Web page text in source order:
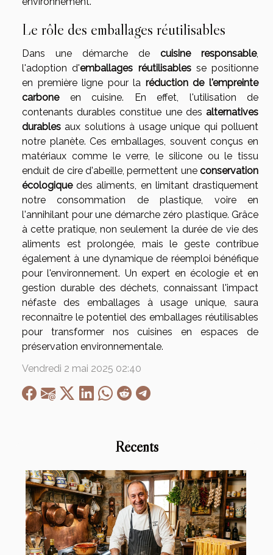
Récents
Le rôle des emballages réutilisables
Dans une démarche de cuisine responsable,
l'adoption d'emballages réutilisablesse positionne
en première ligne pour la réduction de l'empreinte
carboneen cuisine. En effet, l'utilisation de
contenants durables constitue une des alternatives
durables aux solutions à usage unique qui polluent
notre planète. Ces emballages, souvent conçus en
matériaux comme le verre, le silicone ou le tissu
enduit de cire d'abeille, permettent une conservation
écologiquedes aliments, en limitant drastiquement
notre consommation de plastique, voire en
l'annihilant pour une démarche zéro plastique. Grâce
à cette pratique, non seulement la durée de vie des
aliments est prolongée, mais le geste contribue
également à une dynamique de réemploi bénéfique
pour l'environnement. Un expert en écologie et en
gestion durable des déchets, connaissant l'impact
néfaste des emballages à usage unique, saura
reconnaître le potentiel des emballages réutilisables
pour transformer nos cuisines en espaces de
préservation environnementale.
Vendredi 2 mai 2025 02:40